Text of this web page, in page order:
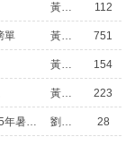
黃鵬仁 112
單 黃鵬仁 751
黃鵬仁 154
黃鵬仁 223
國立新竹高級商業職業學校【進修部】115年暑假生活注意事項暨家長聯繫函 劉昱萱 28